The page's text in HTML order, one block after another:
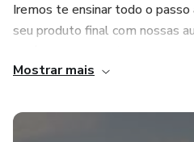
Iremos te ensinar todo o passo
seu produto final com nossas
práticos: um orçamento de
totalmente completa!
Mostrar mais